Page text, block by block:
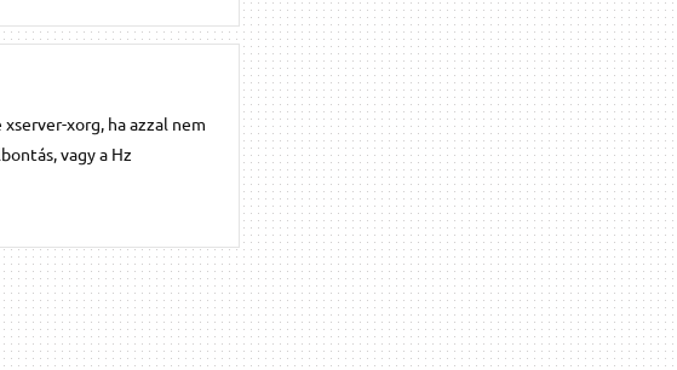
xorg, ha azzal nem
vagy a Hz